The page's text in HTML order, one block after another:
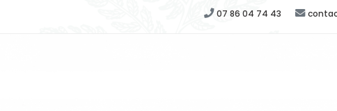
07 86 04 74 43